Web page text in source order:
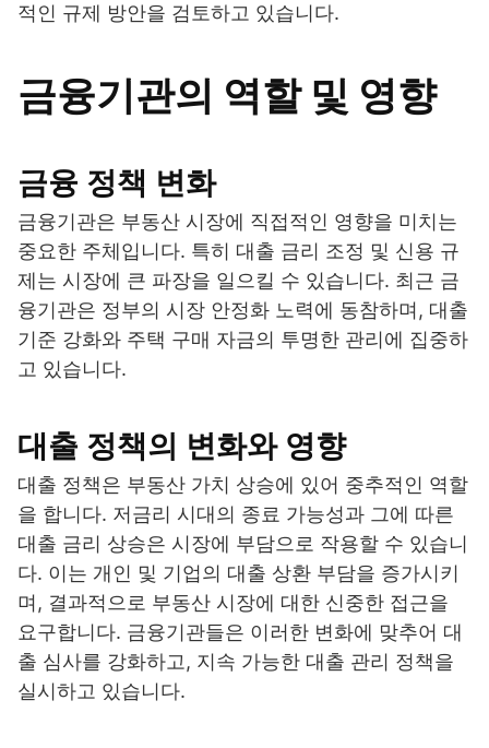
적인 규제 방안을 검토하고 있습니다.
금융기관의 역할 및 영향
금융 정책 변화
금융기관은 부동산 시장에 직접적인 영향을 미치는
중요한 주체입니다. 특히 대출 금리 조정 및 신용 규
제는 시장에 큰 파장을 일으킬 수 있습니다. 최근 금
융기관은 정부의 시장 안정화 노력에 동참하며, 대출
기준 강화와 주택 구매 자금의 투명한 관리에 집중하
고 있습니다.
대출 정책의 변화와 영향
대출 정책은 부동산 가치 상승에 있어 중추적인 역할
을 합니다. 저금리 시대의 종료 가능성과 그에 따른
대출 금리 상승은 시장에 부담으로 작용할 수 있습니
다. 이는 개인 및 기업의 대출 상환 부담을 증가시키
며, 결과적으로 부동산 시장에 대한 신중한 접근을
요구합니다. 금융기관들은 이러한 변화에 맞추어 대
출 심사를 강화하고, 지속 가능한 대출 관리 정책을
실시하고 있습니다.